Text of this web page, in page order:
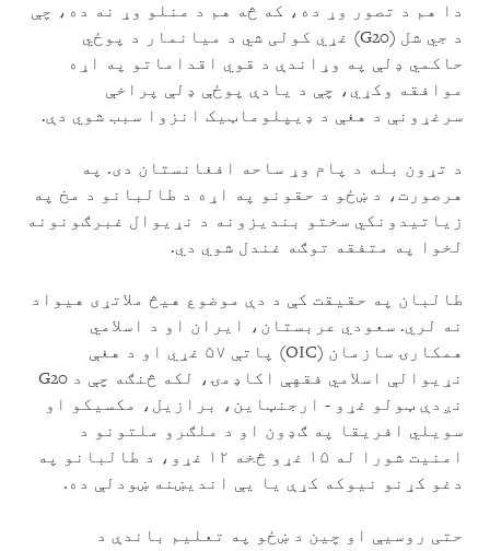
دا هم د تصور وړ ده، که څه هم د منلو وړ نه ده، چې
د جي شل (G20) غړي کولی شي د میانمار د پوځي
حاکمي ډلې په وړاندې د قوي اقداماتو په اړه
موافقه وکړي، چې د یادې پوځې ډلې پراخې
سرغړونې د هغې د ډیپلوماټیک انزوا سبب شوي دې.
د تړون بله د پام وړ ساحه افغانستان دی. په
هرصورت، د ښځو د حقونو په اړه د طالبانو د مخ په
زیاتیدونکي سختو بندیزونه د نړیوال غبرګونونه
لخوا په متفقه توګه غندل شوي دي.
طالبان په حقیقت کې د دې موضوع هیڅ ملاتړی هیواد
نه لري. سعودي عربستان، ایران او د اسلامي
همکارۍ سازمان (OIC) پاتې ۵۷ غړي او د هغې
نړیوالې اسلامي فقهې اکاډمۍ، لکه څنګه چې د G20
نږدې ټولو غړو - ارجنټاین، برازیل، مکسیکو او
سویلي افریقا په ګډون او د ملګرو ملتونو د
امنیت شورا له ۱۵ غړو څخه ۱۲ غړو، د طالبانو په
دغو کړنو نیوکه کړې یا یې اندیښنه ښودلې ده.
حتی روسیې او چین د ښځو په تعلیم باندې د